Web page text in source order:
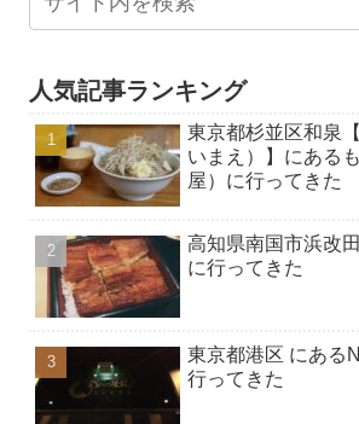
人気記事ランキング
東京都杉並区和泉
いまえ）】にある
屋）に行ってきた
高知県南国市浜改
に行ってきた
東京都港区 にある
行ってきた